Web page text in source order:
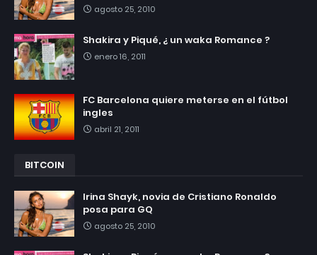
agosto 25, 2010
Shakira y Piqué, ¿ un waka Romance ?
enero 16, 2011
FC Barcelona quiere meterse en el fútbol
ingles
abril 21, 2011
BITCOIN
Irina Shayk, novia de Cristiano Ronaldo
posa para GQ
agosto 25, 2010